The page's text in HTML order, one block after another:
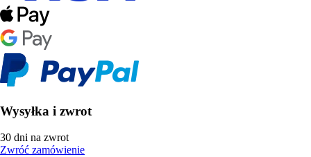
Wysyłka i zwrot
30 dni na zwrot
Zwróć zamówienie